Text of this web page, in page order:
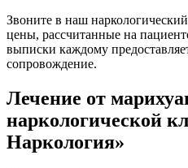
Звоните в наш
цены, рассчитанные на
выписки каждому
сопровождение.
Лечение от
наркологической
Наркология»